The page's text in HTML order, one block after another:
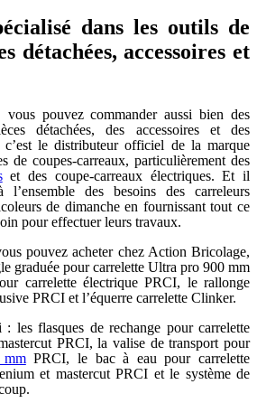
dans les outils de
détachées, accessoires et
pouvez commander aussi bien des
détachées, des accessoires et des
le distributeur officiel de la marque
de coupes-carreaux, particulièrement des
et des coupe-carreaux électriques. Et il
l’ensemble des besoins des carreleurs
de dimanche en fournissant tout ce
pour effectuer leurs travaux.
pouvez acheter chez Action Bricolage,
graduée pour carrelette Ultra pro 900 mm
carrelette électrique PRCI, le rallonge
PRCI et l’équerre carrelette Clinker.
les flasques de rechange pour carrelette
PRCI, la valise de transport pour
mmPRCI, le bac à eau pour carrelette
et mastercut PRCI et le système de